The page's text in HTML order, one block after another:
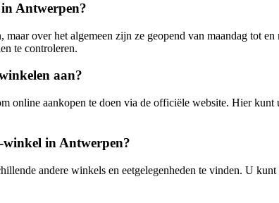
Antwerpen?
over het algemeen zijn ze geopend van maandag tot
te controleren.
aan?
aankopen te doen via de officiële website. Hier
in Antwerpen?
andere winkels en eetgelegenheden te vinden. U